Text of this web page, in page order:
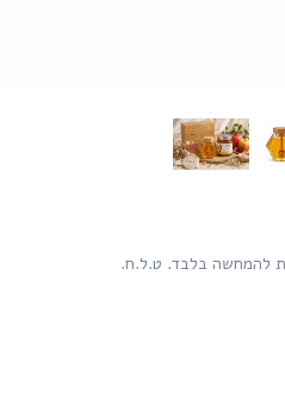
להמחשה בלבד. ט.ל.ח.